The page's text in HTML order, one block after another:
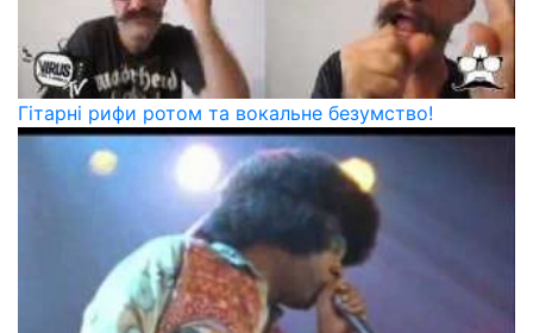
Гітарні рифи ротом та вокальне безумство!